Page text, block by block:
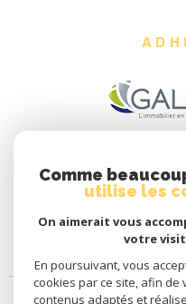
Comme
utilise les
On aimerait vous
votre
En poursuivant, vous
cookies par ce site, afin de
contenus adaptés et